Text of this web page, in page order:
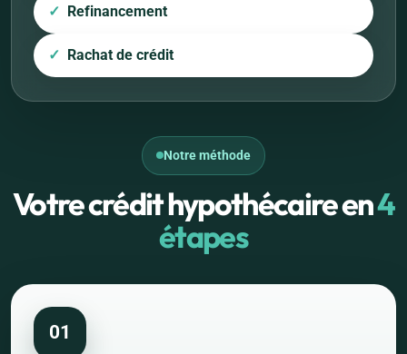
Refinancement
Rachat de crédit
Notre méthode
Votre crédit hypothécaire en4
étapes
01